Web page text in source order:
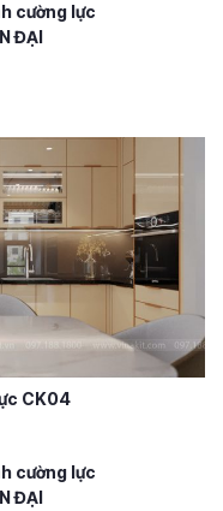
cường lực
ĐẠI
CK04
cường lực
ĐẠI